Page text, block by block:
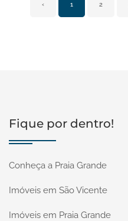
‹ 1 2
Fique por dentro!
Conheça a Praia Grande
Imóveis em São Vicente
Imóveis em Praia Grande